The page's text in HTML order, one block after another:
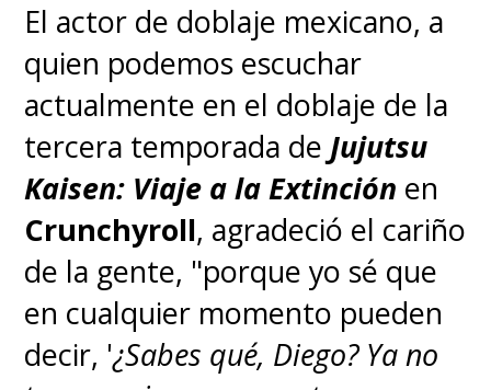
El actor de doblaje mexicano, a
quien podemos escuchar
actualmente en el doblaje de la
tercera temporada de Jujutsu
Kaisen: Viaje a la Extinción en
Crunchyroll, agradeció el cariño
de la gente, "porque yo sé que
en cualquier momento pueden
decir, '¿Sabes qué, Diego? Ya no